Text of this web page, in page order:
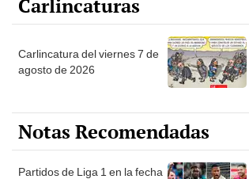
Carlincaturas
Carlincatura del viernes 7 de
agosto de 2026
Notas Recomendadas
Partidos de Liga 1 en la fecha